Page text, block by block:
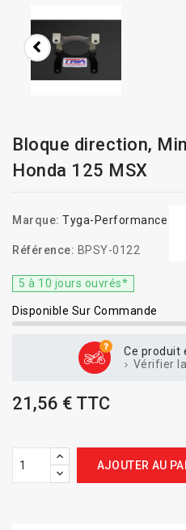
Bloque direction,
Honda 125 MSX
Marque: Tyga-Performance
Référence: BPSY-0122
5 à 10 jours ouvrés*
Disponible Sur Commande
Ce produit
Vérifier
21,56 € TTC
AJOUTER AU